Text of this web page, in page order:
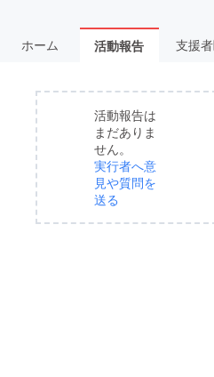
ホーム 活動報告 支援者
活動報告は
まだありま
せん。
実行者へ意
見や質問を
送る